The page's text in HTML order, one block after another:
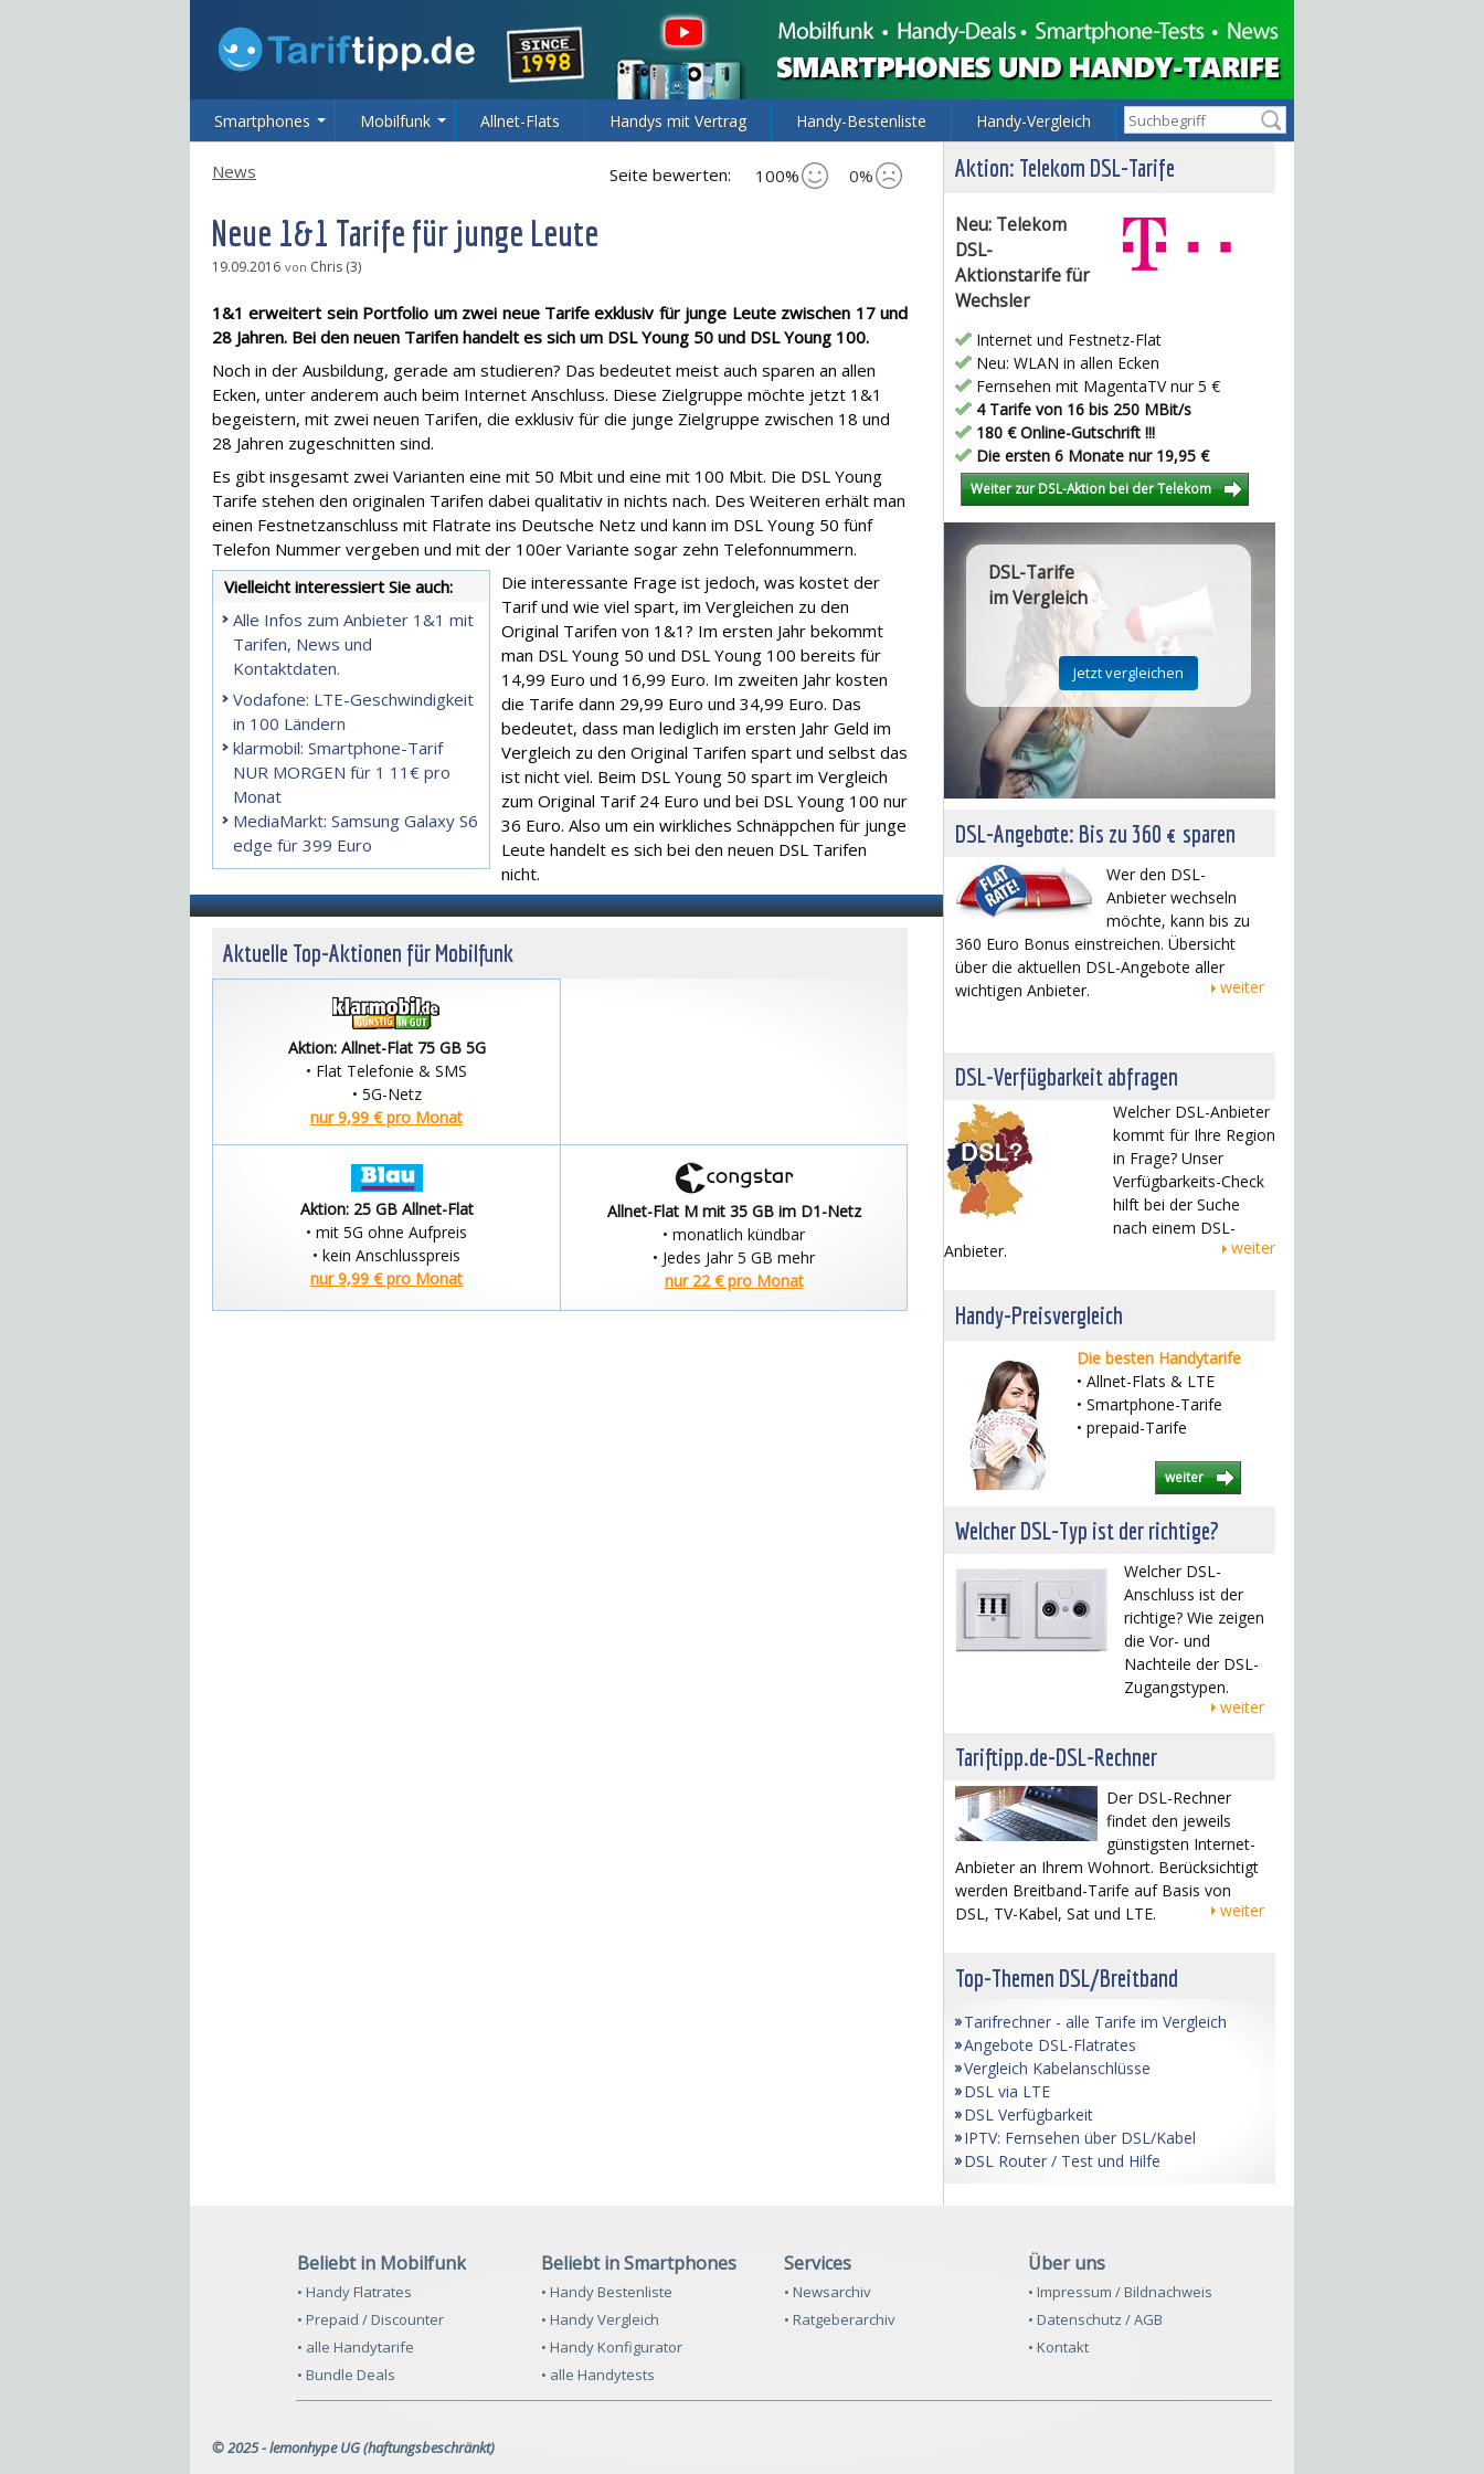
Smartphones Mobilfunk Allnet-Flats Handys mit Vertrag Handy-Bestenliste Handy-Vergleich
Seite bewerten: 100% 0%
News
Neue 1&1 Tarife für junge Leute
19.09.2016 von Chris (3)
1&1 erweitert sein Portfolio um zwei neue Tarife exklusiv für junge Leute zwischen 17 und
28 Jahren. Bei den neuen Tarifen handelt es sich um DSL Young 50 und DSL Young 100.
Noch in der Ausbildung, gerade am studieren? Das bedeutet meist auch sparen an allen
Ecken, unter anderem auch beim Internet Anschluss. Diese Zielgruppe möchte jetzt 1&1
begeistern, mit zwei neuen Tarifen, die exklusiv für die junge Zielgruppe zwischen 18 und
28 Jahren zugeschnitten sind.
Es gibt insgesamt zwei Varianten eine mit 50 Mbit und eine mit 100 Mbit. Die DSL Young
Tarife stehen den originalen Tarifen dabei qualitativ in nichts nach. Des Weiteren erhält man
einen Festnetzanschluss mit Flatrate ins Deutsche Netz und kann im DSL Young 50 fünf
Telefon Nummer vergeben und mit der 100er Variante sogar zehn Telefonnummern.
Vielleicht interessiert Sie auch:
Alle Infos zum Anbieter 1&1 mit
Tarifen, News und
Kontaktdaten.
Vodafone: LTE-Geschwindigkeit
in 100 Ländern
klarmobil: Smartphone-Tarif
NUR MORGEN für 1 11€ pro
Monat
MediaMarkt: Samsung Galaxy S6
edge für 399 Euro
Die interessante Frage ist jedoch, was kostet der
Tarif und wie viel spart, im Vergleichen zu den
Original Tarifen von 1&1? Im ersten Jahr bekommt
man DSL Young 50 und DSL Young 100 bereits für
14,99 Euro und 16,99 Euro. Im zweiten Jahr kosten
die Tarife dann 29,99 Euro und 34,99 Euro. Das
bedeutet, dass man lediglich im ersten Jahr Geld im
Vergleich zu den Original Tarifen spart und selbst das
ist nicht viel. Beim DSL Young 50 spart im Vergleich
zum Original Tarif 24 Euro und bei DSL Young 100 nur
36 Euro. Also um ein wirkliches Schnäppchen für junge
Leute handelt es sich bei den neuen DSL Tarifen
nicht.
Aktuelle Top-Aktionen für Mobilfunk
Aktion: Allnet-Flat 75 GB 5G
• Flat Telefonie & SMS
• 5G-Netz
nur 9,99 € pro Monat
Aktion: 25 GB Allnet-Flat
• mit 5G ohne Aufpreis
• kein Anschlusspreis
nur 9,99 € pro Monat
Allnet-Flat M mit 35 GB im D1-Netz
• monatlich kündbar
• Jedes Jahr 5 GB mehr
nur 22 € pro Monat
Aktion: Telekom DSL-Tarife
Neu: Telekom
DSL-
Aktionstarife für
Wechsler
Internet und Festnetz-Flat
Neu: WLAN in allen Ecken
Fernsehen mit MagentaTV nur 5 €
4 Tarife von 16 bis 250 MBit/s
180 € Online-Gutschrift !!!
Die ersten 6 Monate nur 19,95 €
Weiter zur DSL-Aktion bei der Telekom
DSL-Tarife
im Vergleich
DSL-Angebote: Bis zu 360 € sparen
Wer den DSL-
Anbieter wechseln
möchte, kann bis zu
360 Euro Bonus einstreichen. Übersicht
über die aktuellen DSL-Angebote aller
wichtigen Anbieter.
weiter
DSL-Verfügbarkeit abfragen
Welcher DSL-Anbieter
kommt für Ihre Region
in Frage? Unser
Verfügbarkeits-Check
hilft bei der Suche
nach einem DSL-
Anbieter.
weiter
Handy-Preisvergleich
Die besten Handytarife
• Allnet-Flats & LTE
• Smartphone-Tarife
• prepaid-Tarife
weiter
Welcher DSL-Typ ist der richtige?
Welcher DSL-
Anschluss ist der
richtige? Wie zeigen
die Vor- und
Nachteile der DSL-
Zugangstypen.
weiter
Tariftipp.de-DSL-Rechner
Der DSL-Rechner
findet den jeweils
günstigsten Internet-
Anbieter an Ihrem Wohnort. Berücksichtigt
werden Breitband-Tarife auf Basis von
DSL, TV-Kabel, Sat und LTE.
weiter
Top-Themen DSL/Breitband
Tarifrechner - alle Tarife im Vergleich
Angebote DSL-Flatrates
Vergleich Kabelanschlüsse
DSL via LTE
DSL Verfügbarkeit
IPTV: Fernsehen über DSL/Kabel
DSL Router / Test und Hilfe
Beliebt in Mobilfunk
• Handy Flatrates
• Prepaid / Discounter
• alle Handytarife
• Bundle Deals
Beliebt in Smartphones
• Handy Bestenliste
• Handy Vergleich
• Handy Konfigurator
• alle Handytests
Services
• Newsarchiv
• Ratgeberarchiv
Über uns
• Impressum / Bildnachweis
• Datenschutz / AGB
• Kontakt
© 2025 - lemonhype UG (haftungsbeschränkt)